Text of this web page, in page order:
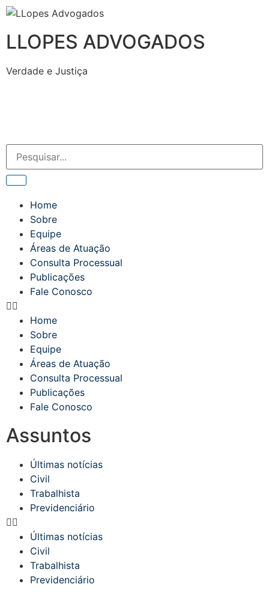
LLOPES ADVOGADOS
Verdade e Justiça
Home
Sobre
Equipe
Áreas de Atuação
Consulta Processual
Publicações
Fale Conosco
Home
Sobre
Equipe
Áreas de Atuação
Consulta Processual
Publicações
Fale Conosco
Assuntos
Últimas notícias
Civil
Trabalhista
Previdenciário
Últimas notícias
Civil
Trabalhista
Previdenciário